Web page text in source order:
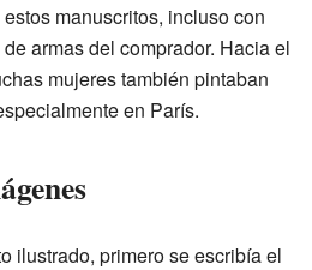
manuscritos, incluso con
armas del comprador. Hacia el
mujeres también pintaban
en París.
ilustrado, primero se escribía el